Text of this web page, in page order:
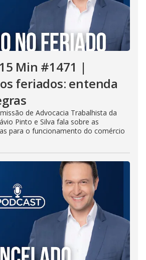
Min #1471 |
feriados: entenda
de Advocacia Trabalhista da
Pinto e Silva fala sobre as
para o funcionamento do comércio